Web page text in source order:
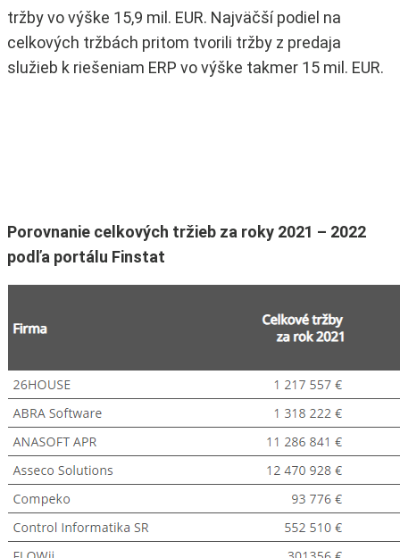
tržby vo výške 15,9 mil. EUR. Najväčší podiel na
celkových tržbách pritom tvorili tržby z predaja
služieb k riešeniam ERP vo výške takmer 15 mil. EUR.
Porovnanie celkových tržieb za roky 2021 – 2022
podľa portálu Finstat